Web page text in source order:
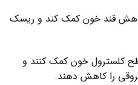
قند خون کمک کند و ریسک
کلسترول خون کمک کنند و
را کاهش دهند.